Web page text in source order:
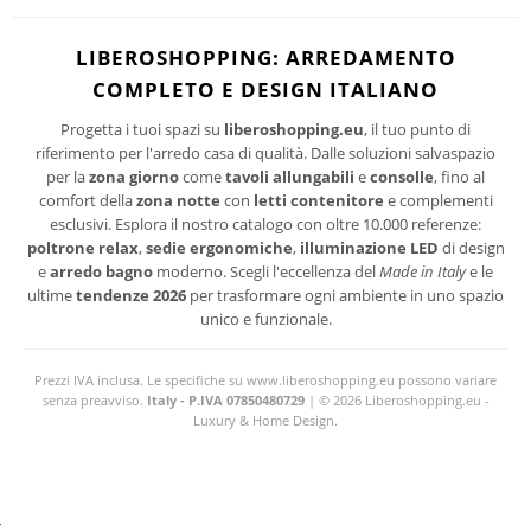
I suoi dati personali verranno trattati per le finalità connesse all'invio delle newsletter.
Per maggiori informazioni sul trattamento dei dati personali consultare la privacy policy
LIBEROSHOPPING: ARREDAMENTO
COMPLETO E DESIGN ITALIANO
Progetta i tuoi spazi su liberoshopping.eu, il tuo punto di
riferimento per l'arredo casa di qualità. Dalle soluzioni salvaspazio
per lazona giornocometavoli allungabili econsolle, fino al
comfort dellazona notte con letti contenitore e complementi
esclusivi. Esplora il nostro catalogo con oltre 10.000 referenze:
poltrone relax,sedie ergonomiche, illuminazione LED di design
earredo bagno moderno. Scegli l'eccellenza delMade in Italye le
ultimetendenze 2026 per trasformare ogni ambiente in uno spazio
unico e funzionale.
Prezzi IVA inclusa. Le specifiche su www.liberoshopping.eu possono variare
senza preavviso. Italy - P.IVA 07850480729| © 2026 Liberoshopping.eu -
Luxury & Home Design.